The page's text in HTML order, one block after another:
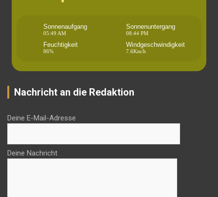
Sonnenaufgang
05:49 AM
Sonnenuntergang
08:44 PM
Feuchtigkeit
86%
Windgeschwindigkeit
7.6Km/h
Nachricht an die Redaktion
Deine E-Mail-Adresse
Deine Nachricht